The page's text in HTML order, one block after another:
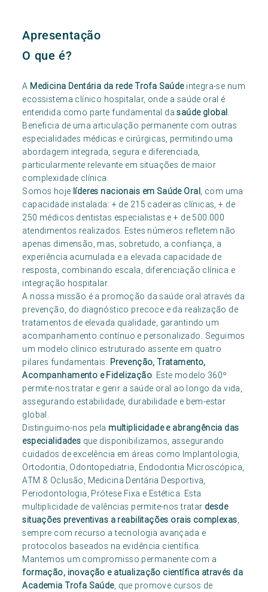
Apresentação
O que é?
A Medicina Dentária da rede Trofa Saúdeintegra-se num
ecossistema clínico hospitalar, onde a saúde oral é
entendida como parte fundamental dasaúde global .
Beneficia de uma articulação permanente com outras
especialidades médicas e cirúrgicas, permitindo uma
abordagem integrada, segura e diferenciada,
particularmente relevante em situações de maior
complexidade clínica.
Somos hoje líderes nacionais em Saúde Oral , com uma
capacidade instalada: + de 215 cadeiras clínicas, + de
250 médicos dentistas especialistas e + de 500.000
atendimentos realizados. Estes números refletem não
apenas dimensão, mas, sobretudo, a confiança, a
experiência acumulada e a elevada capacidade de
resposta, combinando escala, diferenciação clínica e
integração hospitalar.
A nossa missão é a promoção da saúde oral através da
prevenção, do diagnóstico precoce e da realização de
tratamentos de elevada qualidade, garantindo um
acompanhamento contínuo e personalizado. Seguimos
um modelo clínico estruturado assente em quatro
pilares fundamentais: Prevenção, Tratamento,
Acompanhamento e Fidelização. Este modelo 360º
permite-nos tratar e gerir a saúde oral ao longo da vida,
assegurando estabilidade, durabilidade e bem-estar
global.
Distinguimo-nos pela multiplicidade e abrangência das
especialidades que disponibilizamos, assegurando
cuidados de excelência em áreas como Implantologia,
Ortodontia, Odontopediatria, Endodontia Microscópica,
ATM & Oclusão, Medicina Dentária Desportiva,
Periodontologia, Prótese Fixa e Estética. Esta
multiplicidade de valências permite-nos tratar desde
situações preventivas a reabilitações orais complexas,
sempre com recurso a tecnologia avançada e
protocolos baseados na evidência científica.
Mantemos um compromisso permanente com a
formação, inovação e atualização científica através da
Academia Trofa Saúde, que promove cursos de